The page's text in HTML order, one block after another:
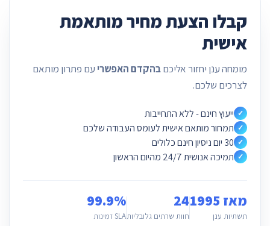
קבלו הצעת מחיר מותאמת
אישית
מומחה ענן יחזור אליכםבהקדם האפשרי עם פתרון מותאם
לצרכים שלכם.
✓ ייעוץ חינם - ללא התחייבות
✓ תמחור מותאם אישית לעומס העבודה שלכם
✓ 30 יום ניסיון חינם כלולים
✓ תמיכה אנושית 24/7 מהיום הראשון
מאז 1995
תשתיות ענן
24
חוות שרתים גלובליות
99.9%
SLA זמינות